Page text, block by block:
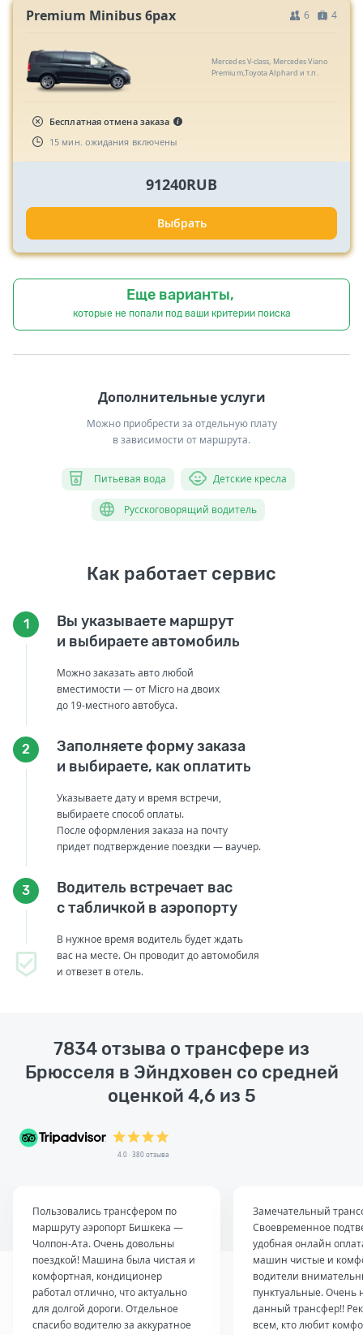
Premium Minibus 6pax 6 4
Mercedes V-class, Mercedes Viano
Premium,Toyota Alphard и т.п.
Бесплатная отмена заказа
15 мин. ожидания включены
91240RUB
Выбрать
Еще варианты,
которые не попали под ваши критерии поиска
Дополнительные услуги
Можно приобрести за отдельную плату
в зависимости от маршрута.
Питьевая вода Детские кресла
Русскоговорящий водитель
Как работает сервис
1
Вы указываете маршрут
и выбираете автомобиль
Можно заказать авто любой
вместимости — от Micro на двоих
до 19-местного автобуса.
2
Заполняете форму заказа
и выбираете, как оплатить
Указываете дату и время встречи,
выбираете способ оплаты.
После оформления заказа на почту
придет подтверждение поездки — ваучер.
3
Водитель встречает вас
с табличкой в аэропорту
В нужное время водитель будет ждать
вас на месте. Он проводит до автомобиля
и отвезет в отель.
7834 отзыва о трансфере из
Брюсселя в Эйндховен со средней
оценкой 4,6 из 5
4.0 · 380 отзыва
Пользовались трансфером по
маршруту аэропорт Бишкека —
Чолпон-Ата. Очень довольны
поездкой! Машина была чистая и
комфортная, кондиционер
работал отлично, что актуально
для долгой дороги. Отдельное
спасибо водителю за аккуратное
Замечательный
Своевременное
удобная онлайн
машин чистые и
водители
пунктуальные. Очень
данный трансфер!!
всем, кто любит